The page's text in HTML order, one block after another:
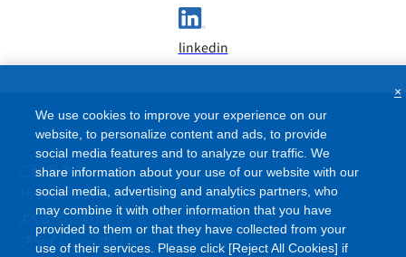
linkedin
ご利用条件
サイトマップ
よくあるご質問
プライバシーポリシー
We use cookies to improve your experience on our
website, to personalize content and ads, to provide
social media features and to analyze our traffic. We
share information about your use of our website with our
social media, advertising and analytics partners, who
may combine it with other information that you have
provided to them or that they have collected from your
use of their services. Please click [Reject All Cookies] if
×